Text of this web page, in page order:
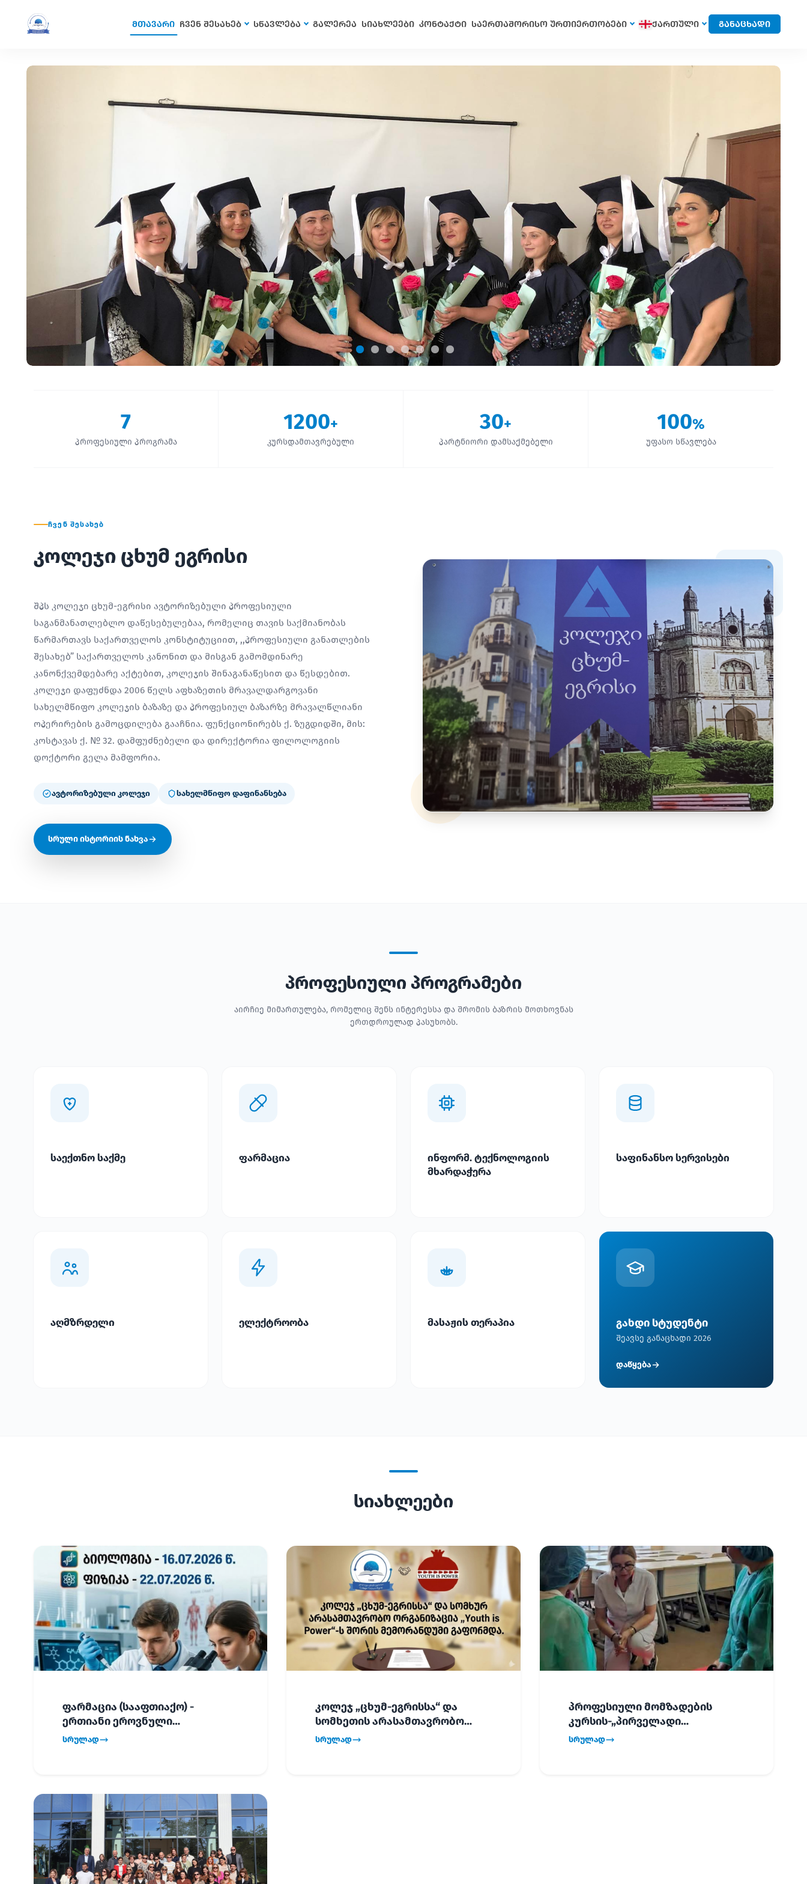
მთავარი ჩვენ შესახებ სწავლება გალერეა სიახლეები კონტაქტი საერთაშორისო ურთიერთობები ქართული განაცხადი
7
პროფესიული პროგრამა
1200+
კურსდამთავრებული
30+
პარტნიორი დამსაქმებელი
100%
უფასო სწავლება
ᲩᲕᲔᲜ ᲨᲔᲡᲐᲮᲔᲑ
კოლეჯი ცხუმ ეგრისი
შპს კოლეჯი ცხუმ-ეგრისი ავტორიზებული პროფესიული
საგანმანათლებლო დაწესებულებაა, რომელიც თავის საქმიანობას
წარმართავს საქართველოს კონსტიტუციით, ,,პროფესიული განათლების
შესახებ” საქართველოს კანონით და მისგან გამომდინარე
კანონქვემდებარე აქტებით, კოლეჯის შინაგანაწესით და წესდებით.
კოლეჯი დაფუძნდა 2006 წელს აფხაზეთის მრავალდარგოვანი
სახელმწიფო კოლეჯის ბაზაზე და პროფესიულ ბაზარზე მრავალწლიანი
ოპერირების გამოცდილება გააჩნია. ფუნქციონირებს ქ. ზუგდიდში, მის:
კოსტავას ქ. № 32. დამფუძნებელი და დირექტორია ფილოლოგიის
დოქტორი გელა მამფორია.
ავტორიზებული კოლეჯი სახელმწიფო დაფინანსება
სრული ისტორიის ნახვა
პროფესიული პროგრამები
აირჩიე მიმართულება, რომელიც შენს ინტერესსა და შრომის ბაზრის მოთხოვნას
ერთდროულად პასუხობს.
საექთნო საქმე ფარმაცია
ინფორმ. ტექნოლოგიის
მხარდაჭერა
საფინანსო სერვისები
აღმზრდელი ელექტროობა მასაჟის თერაპია გახდი სტუდენტი
შეავსე განაცხადი 2026
დაწყება
სიახლეები
ფარმაცია (სააფთიაქო) -
ერთიანი ეროვნული
გამოცდების განრიგი!
სრულად
კოლეჯ „ცხუმ-ეგრისსა“ და
სომხეთის არასამთავრობო
ორგანიზაცია „Youth is Power“-ს
სრულად
პროფესიული მომზადების
კურსის-„პირველადი
გადაუდებელი დახმარება“,
სრულად